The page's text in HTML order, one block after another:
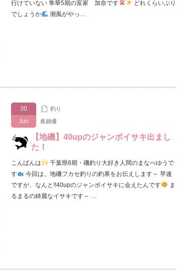
行けていない 隼華5期の富家 加奈です
どれくらいぶり
でしょうか
潮風がやっ…
30
Jun
釣り
眞鍋優
【地磯】40upのジャンボイサキ出まし
た！
こんばんは
千葉県6期・磯釣り大好き人間のまなべゆうで
す
今回は、地磯フカセ釣りの釣果をお伝えします～ 早速
ですが、なんと!!40upのジャンボイサキに会えたんです
ま
るまるの綺麗なイサキです～ …